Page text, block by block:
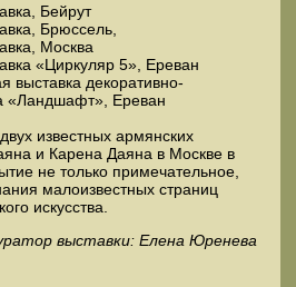
Бейрут
Брюссель,
Москва
«Циркуляр 5», Ереван
выставка декоративно-
«Ландшафт», Ереван
известных армянских
и Карена Даяна в Москве в
не только примечательное,
малоизвестных страниц
искусства.
выставки: Елена Юренева